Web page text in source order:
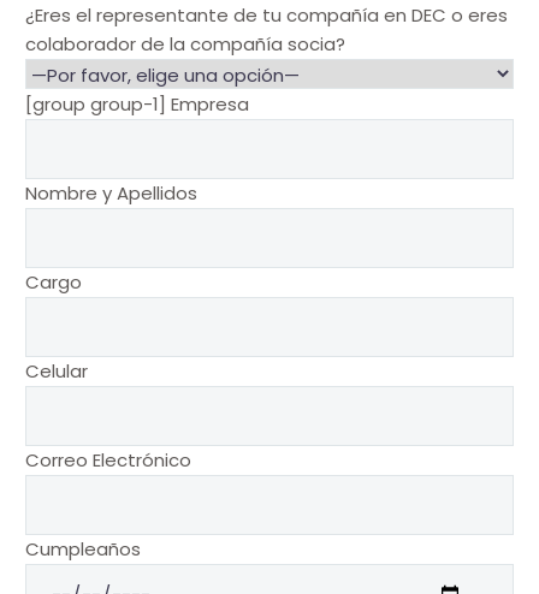
¿Eres el representante de tu compañía en DEC o eres
colaborador de la compañía socia?
[group group-1] Empresa
Nombre y Apellidos
Cargo
Celular
Correo Electrónico
Cumpleaños